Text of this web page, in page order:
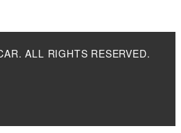
ALL RIGHTS RESERVED.